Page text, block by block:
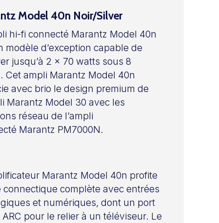
Model 40n Noir/Silver
hi-fi connecté Marantz Model 40n
modèle d’exception capable de
jusqu’à 2 x 70 watts sous 8
Cet ampli Marantz Model 40n
avec brio le design premium de
Marantz Model 30 avec les
réseau de l’ampli
Marantz PM7000N.
Marantz Model 40n profite
connectique complète avec entrées
et numériques, dont un port
ARC pour le relier à un téléviseur. Le